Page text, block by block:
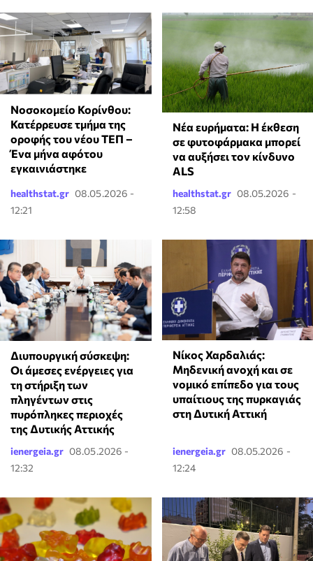
Νοσοκομείο Κορίνθου:
Κατέρρευσε τμήμα της
οροφής του νέου ΤΕΠ –
Ένα μήνα αφότου
εγκαινιάστηκε
healthstat.gr 08.05.2026 -
12:21
Νέα ευρήματα: Η έκθεση
σε φυτοφάρμακα μπορεί
να αυξήσει τον κίνδυνο
ALS
healthstat.gr 08.05.2026 -
12:58
Διυπουργική σύσκεψη:
Οι άμεσες ενέργειες για
τη στήριξη των
πληγέντων στις
πυρόπληκες περιοχές
της Δυτικής Αττικής
ienergeia.gr 08.05.2026 -
12:32
Νίκος Χαρδαλιάς:
Μηδενική ανοχή και σε
νομικό επίπεδο για τους
υπαίτιους της πυρκαγιάς
στη Δυτική Αττική
ienergeia.gr 08.05.2026 -
12:24